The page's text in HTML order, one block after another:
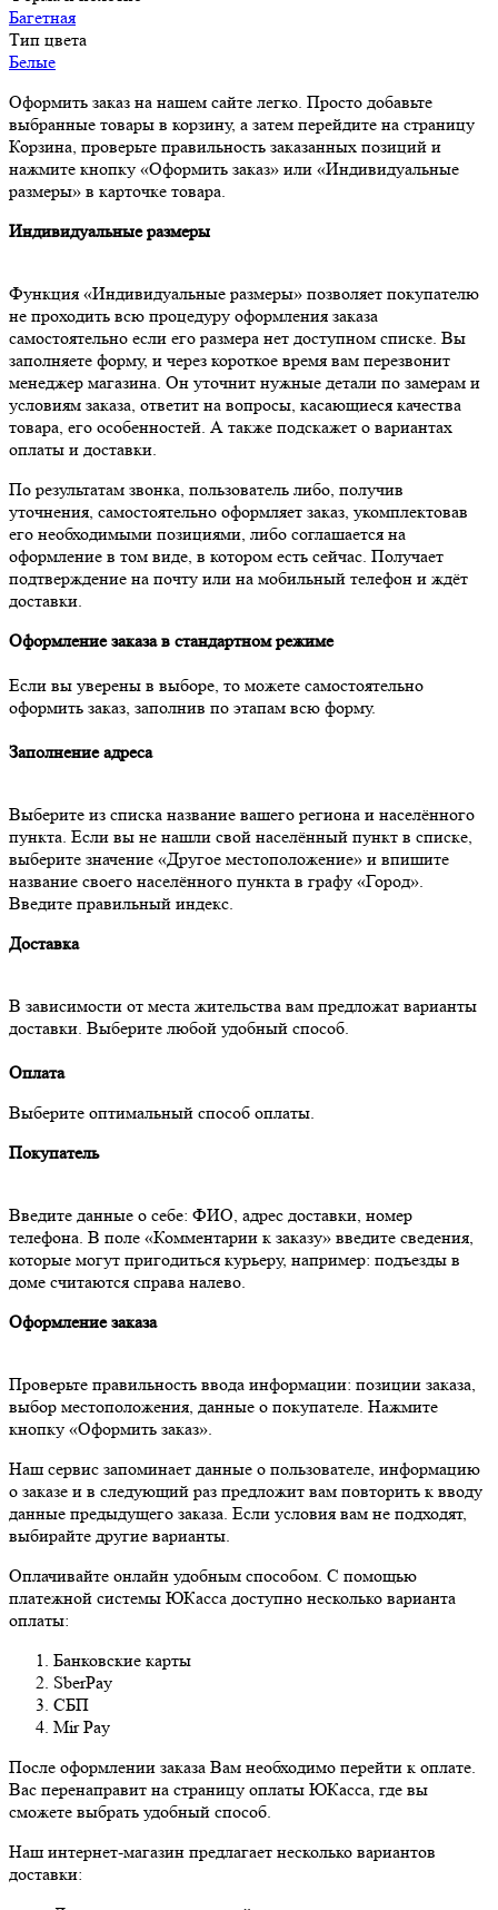
Багетная
Тип цвета
Белые
Оформить заказ на нашем сайте легко. Просто добавьте
выбранные товары в корзину, а затем перейдите на страницу
Корзина, проверьте правильность заказанных позиций и
нажмите кнопку «Оформить заказ» или «Индивидуальные
размеры» в карточке товара.
Индивидуальные размеры
Функция «Индивидуальные размеры» позволяет покупателю
не проходить всю процедуру оформления заказа
самостоятельно если его размера нет доступном списке. Вы
заполняете форму, и через короткое время вам перезвонит
менеджер магазина. Он уточнит нужные детали по замерам и
условиям заказа, ответит на вопросы, касающиеся качества
товара, его особенностей. А также подскажет о вариантах
оплаты и доставки.
По результатам звонка, пользователь либо, получив
уточнения, самостоятельно оформляет заказ, укомплектовав
его необходимыми позициями, либо соглашается на
оформление в том виде, в котором есть сейчас. Получает
подтверждение на почту или на мобильный телефон и ждёт
доставки.
Оформление заказа в стандартном режиме
Если вы уверены в выборе, то можете самостоятельно
оформить заказ, заполнив по этапам всю форму.
Заполнение адреса
Выберите из списка название вашего региона и населённого
пункта. Если вы не нашли свой населённый пункт в списке,
выберите значение «Другое местоположение» и впишите
название своего населённого пункта в графу «Город».
Введите правильный индекс.
Доставка
В зависимости от места жительства вам предложат варианты
доставки. Выберите любой удобный способ.
Оплата
Выберите оптимальный способ оплаты.
Покупатель
Введите данные о себе: ФИО, адрес доставки, номер
телефона. В поле «Комментарии к заказу» введите сведения,
которые могут пригодиться курьеру, например: подъезды в
доме считаются справа налево.
Оформление заказа
Проверьте правильность ввода информации: позиции заказа,
выбор местоположения, данные о покупателе. Нажмите
кнопку «Оформить заказ».
Наш сервис запоминает данные о пользователе, информацию
о заказе и в следующий раз предложит вам повторить к вводу
данные предыдущего заказа. Если условия вам не подходят,
выбирайте другие варианты.
Оплачивайте онлайн удобным способом. С помощью
платежной системы ЮКасса доступно несколько варианта
оплаты:
Банковские карты
SberPay
СБП
Mir Pay
После оформлении заказа Вам необходимо перейти к оплате.
Вас перенаправит на страницу оплаты ЮКасса, где вы
сможете выбрать удобный способ.
Наш интернет-магазин предлагает несколько вариантов
доставки: